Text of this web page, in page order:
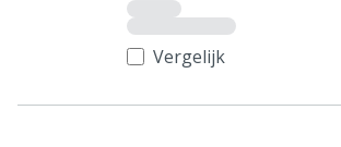
Vergelijk